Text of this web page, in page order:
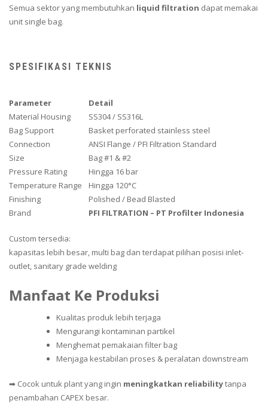
Semua sektor yang membutuhkan liquid filtration dapat memakai
unit single bag.
SPESIFIKASI TEKNIS
Parameter
Detail
Material Housing
SS304 / SS316L
Bag Support
Basket perforated stainless steel
Connection
ANSI Flange / PFI Filtration Standard
Size
Bag #1 & #2
Pressure Rating
Hingga 16 bar
Temperature Range
Hingga 120°C
Finishing
Polished / Bead Blasted
Brand
PFI FILTRATION – PT Profilter Indonesia
Custom tersedia:
kapasitas lebih besar, multi bag dan terdapat pilihan posisi inlet-
outlet, sanitary grade welding
Manfaat Ke Produksi
Kualitas produk lebih terjaga
Mengurangi kontaminan partikel
Menghemat pemakaian filter bag
Menjaga kestabilan proses & peralatan downstream
➡ Cocok untuk plant yang ingin meningkatkan reliabilitytanpa
penambahan CAPEX besar.